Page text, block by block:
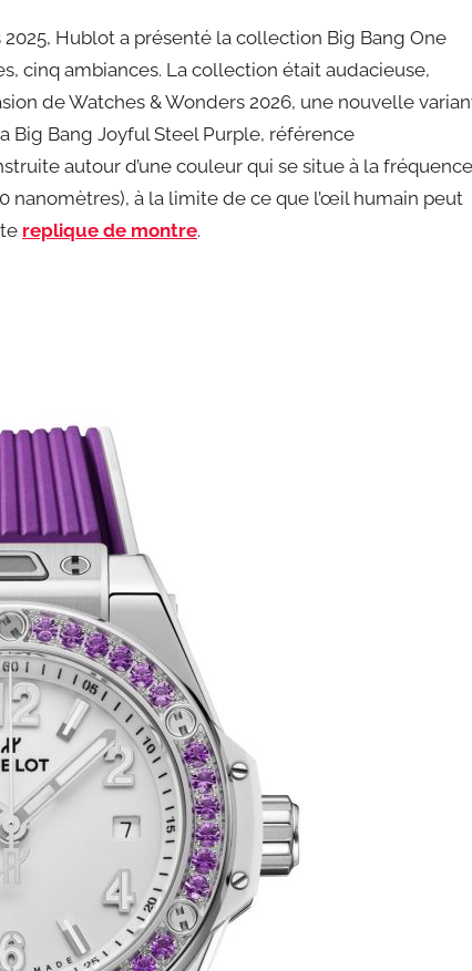
Hublot a présenté la collection Big Bang One
cinq ambiances. La collection était audacieuse,
de Watches & Wonders 2026, une nouvelle
Bang Joyful Steel Purple, référence
autour d’une couleur qui se situe à la fréquence
nanomètres), à la limite de ce que l’œil humain peut
replique de montre.